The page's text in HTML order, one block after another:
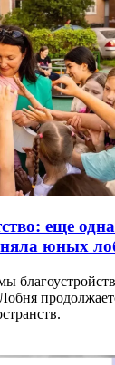
еще
юных